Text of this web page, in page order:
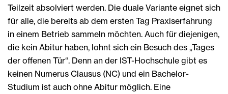
Teilzeit absolviert werden. Die duale Variante eignet sich
für alle, die bereits ab dem ersten Tag Praxiserfahrung
in einem Betrieb sammeln möchten. Auch für diejenigen,
die kein Abitur haben, lohnt sich ein Besuch des „Tages
der offenen Tür“. Denn an der IST-Hochschule gibt es
keinen Numerus Clausus (NC) und ein Bachelor-
Studium ist auch ohne Abitur möglich. Eine